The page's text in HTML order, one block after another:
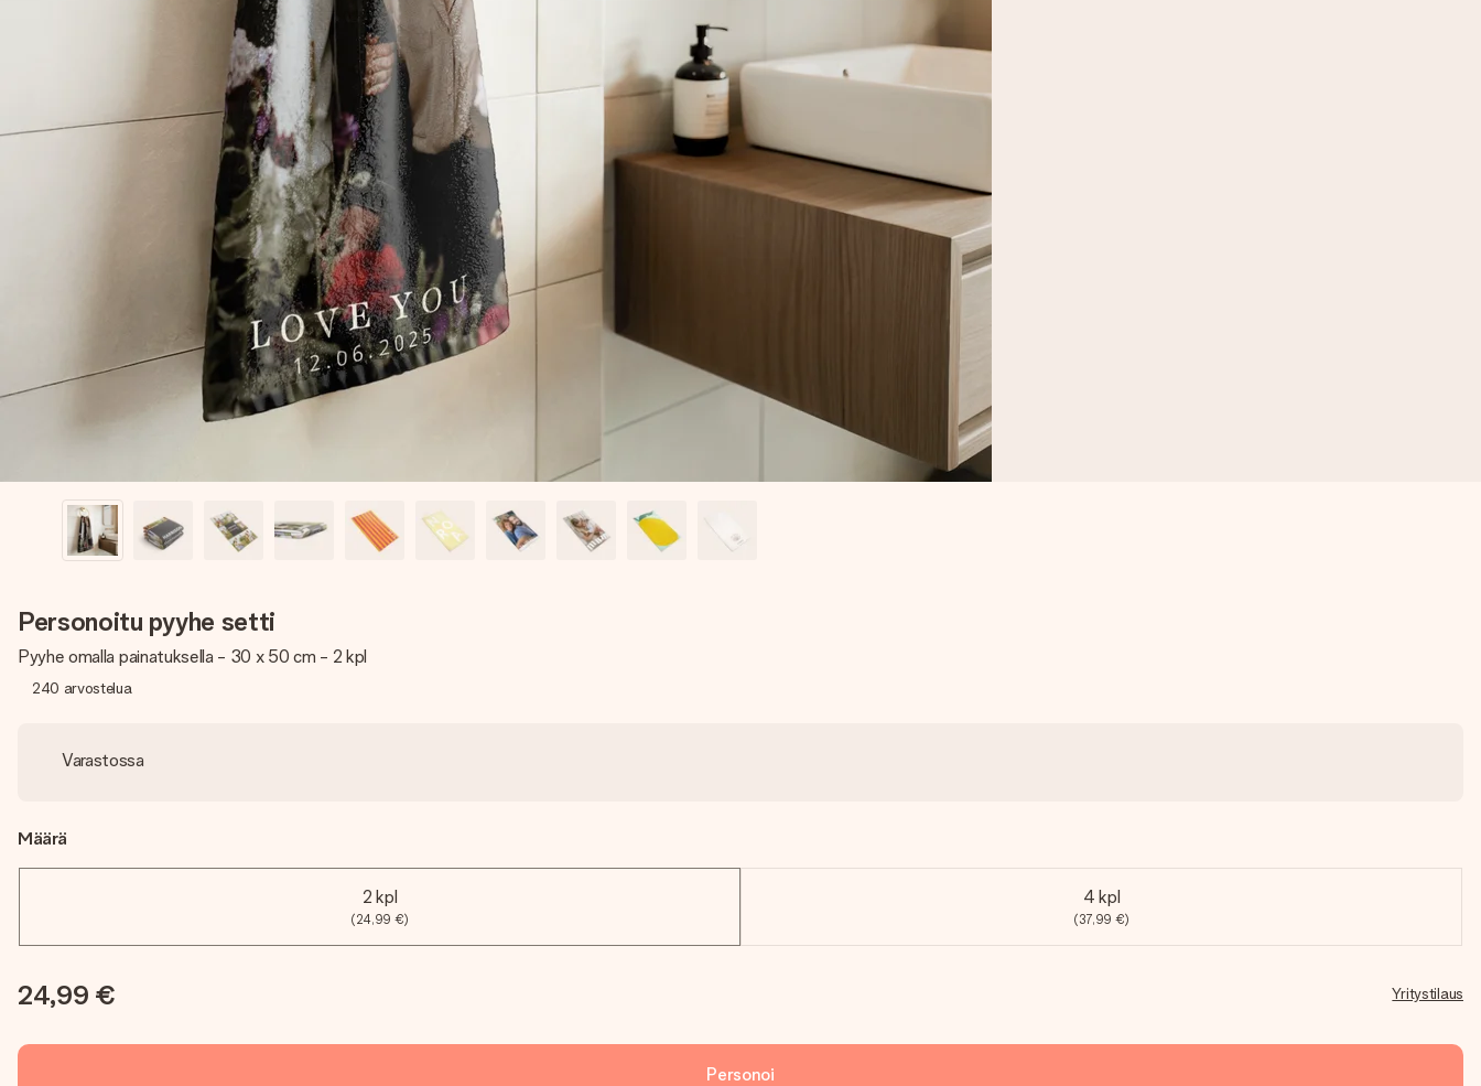
Personoitu pyyhe setti
Pyyhe omalla painatuksella - 30 x 50 cm - 2 kpl
240 arvostelua
Varastossa
Määrä
2 kpl
(24,99 €)
4 kpl
(37,99 €)
24,99 € Yritystilaus
Personoi